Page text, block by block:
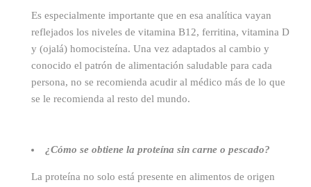
Es especialmente importante que en esa analítica vayan
reflejados los niveles de vitamina B12, ferritina, vitamina D
y (ojalá) homocisteína. Una vez adaptados al cambio y
conocido el patrón de alimentación saludable para cada
persona, no se recomienda acudir al médico más de lo que
se le recomienda al resto del mundo.
¿Cómo se obtiene la proteína sin carne o pescado?
La proteína no solo está presente en alimentos de origen